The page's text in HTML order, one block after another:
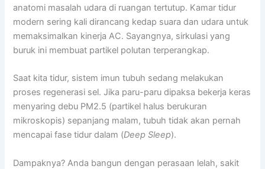
anatomi masalah udara di ruangan tertutup. Kamar tidur
modern sering kali dirancang kedap suara dan udara untuk
memaksimalkan kinerja AC. Sayangnya, sirkulasi yang
buruk ini membuat partikel polutan terperangkap.
Saat kita tidur, sistem imun tubuh sedang melakukan
proses regenerasi sel. Jika paru-paru dipaksa bekerja keras
menyaring debu PM2.5 (partikel halus berukuran
mikroskopis) sepanjang malam, tubuh tidak akan pernah
mencapai fase tidur dalam (Deep Sleep).
Dampaknya? Anda bangun dengan perasaan lelah, sakit